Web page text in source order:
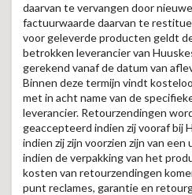
daarvan te vervangen door
factuurwaarde daarvan te
voor geleverde producten geldt
betrokken leverancier van
gerekend vanaf de datum van
Binnen deze termijn vindt
met in acht name van de
leverancier. Retourzendingen
geaccepteerd indien zij vooraf bij
indien zij zijn voorzien zijn van
indien de verpakking van het
kosten van retourzendingen
punt reclames, garantie en